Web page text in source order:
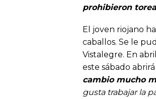
prohibieron
El joven riojano
caballos. Se le
Vistalegre. En
este sábado
cambio mucho
gusta trabajar la